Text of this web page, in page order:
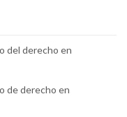
del derecho en
de derecho en